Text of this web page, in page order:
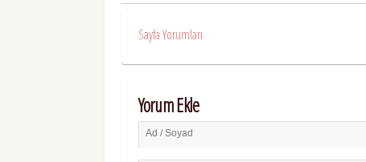
Sayfa Yorumları
Yorum Ekle
Ad / Soyad